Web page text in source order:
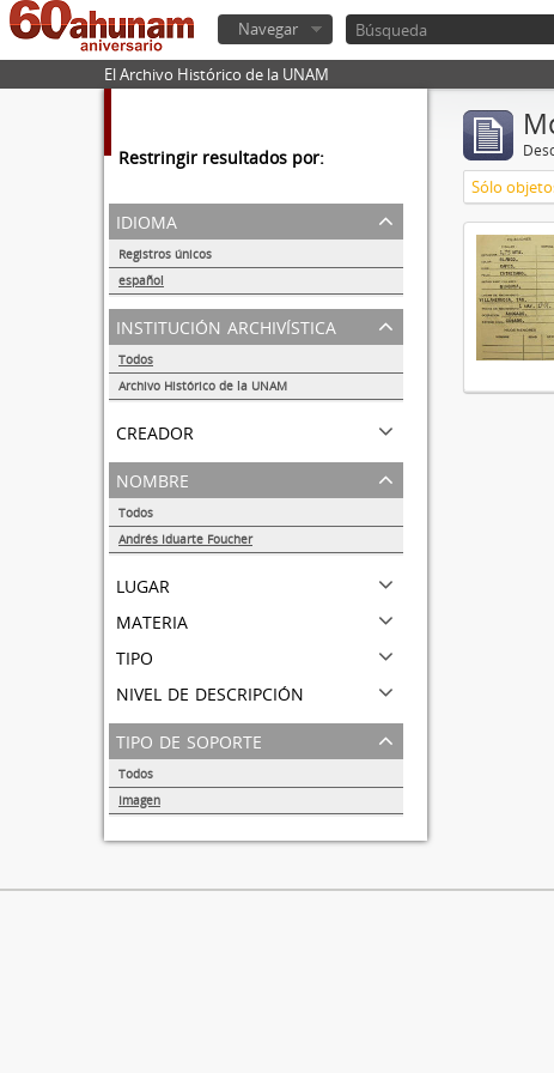
Navegar
El Archivo Histórico de la UNAM
Restringir resultados por:
idioma
Registros únicos
español
1
institución archivística
Todos
Archivo Histórico de la UNAM
creador
nombre
Todos
Andrés Iduarte Foucher
lugar
materia
tipo
nivel de descripción
tipo de soporte
Todos
Imagen
Sólo